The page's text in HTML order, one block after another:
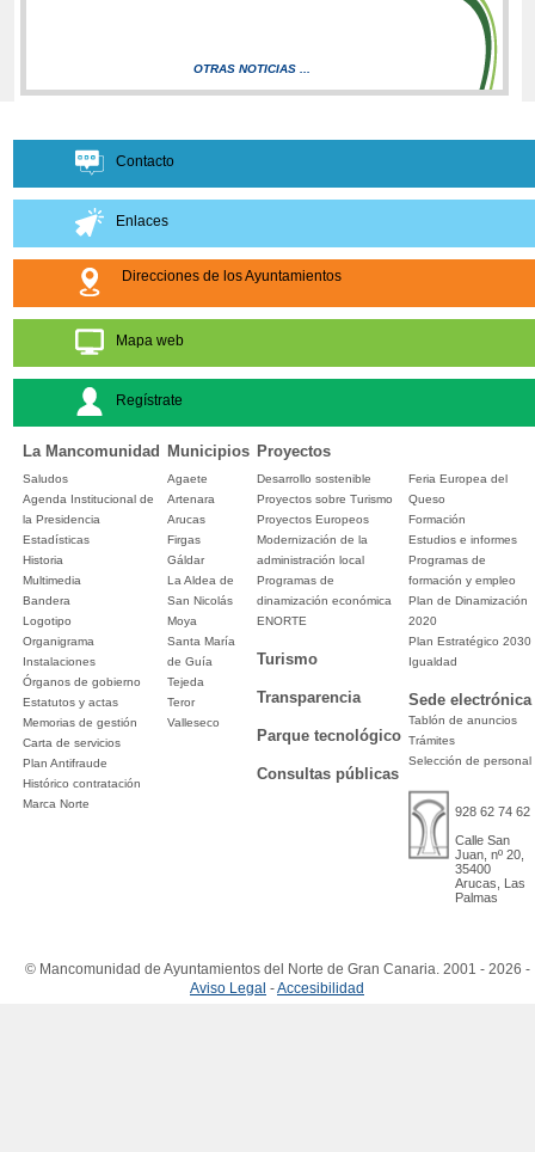
OTRAS NOTICIAS ...
Contacto
Enlaces
Direcciones de los Ayuntamientos
Mapa web
Regístrate
La Mancomunidad Municipios Proyectos
Saludos
Agenda Institucional de
la Presidencia
Estadísticas
Historia
Multimedia
Bandera
Logotipo
Organigrama
Instalaciones
Órganos de gobierno
Estatutos y actas
Memorias de gestión
Carta de servicios
Plan Antifraude
Histórico contratación
Marca Norte
Agaete
Artenara
Arucas
Firgas
Gáldar
La Aldea de
San Nicolás
Moya
Santa María
de Guía
Tejeda
Teror
Valleseco
Desarrollo sostenible
Proyectos sobre Turismo
Proyectos Europeos
Modernización de la
administración local
Programas de
dinamización económica
ENORTE
Turismo
Transparencia
Parque tecnológico
Consultas públicas
Feria Europea del
Queso
Formación
Estudios e informes
Programas de
formación y empleo
Plan de Dinamización
2020
Plan Estratégico 2030
Igualdad
Sede electrónica
Tablón de anuncios
Trámites
Selección de personal
928 62 74 62
Calle San
Juan, nº 20,
35400
Arucas, Las
Palmas
© Mancomunidad de Ayuntamientos del Norte de Gran Canaria. 2001 - 2026 -
Aviso Legal -Accesibilidad